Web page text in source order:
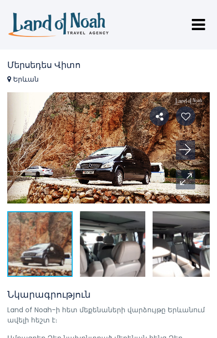
Մերսեդես Վիտո
Երևան
Նկարագրություն
Land of Noah-ի հետ մեքենաների վարձույթը Երևանում
ավելի հեշտ է։